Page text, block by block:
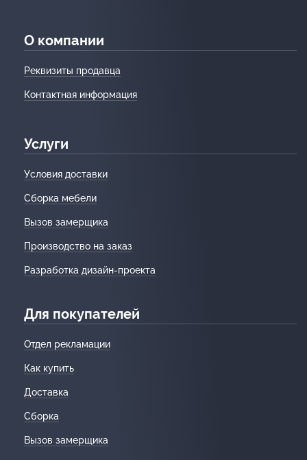
О компании
Реквизиты продавца
Контактная информация
Услуги
Условия доставки
Сборка мебели
Вызов замерщика
Производство на заказ
Разработка дизайн-проекта
Для покупателей
Отдел рекламации
Как купить
Доставка
Сборка
Вызов замерщика